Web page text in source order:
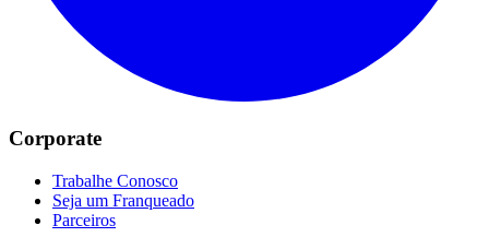
Corporate
Trabalhe Conosco
Seja um Franqueado
Parceiros